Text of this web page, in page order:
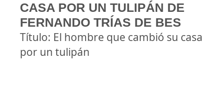
CASA POR UN TULIPÁN DE
FERNANDO TRÍAS DE BES
Título: El hombre que cambió su casa
por un tulipán